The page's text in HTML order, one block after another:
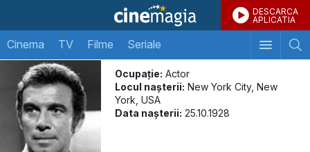
DESCARCA
APLICATIA
Cinema TV Filme Seriale
Ocupație: Actor
Locul naşterii: New York City, New
York, USA
Data naşterii: 25.10.1928